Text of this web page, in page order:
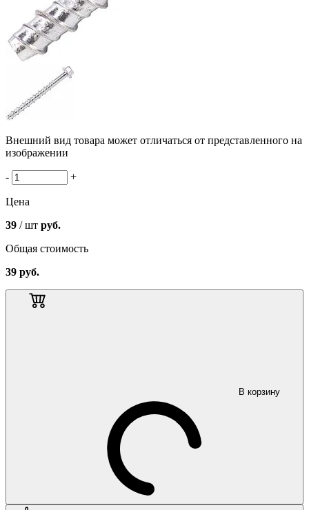
Внешний вид товара может отличаться от представленного на
изображении
- +
Цена
39 / шт руб.
Общая стоимость
39 руб.
В корзину